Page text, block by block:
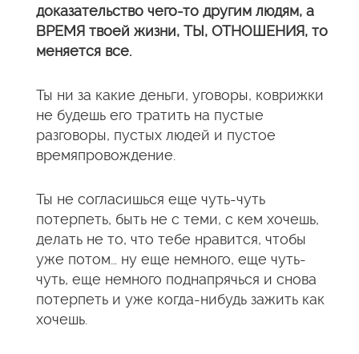
доказательство чего-то другим людям, а
ВРЕМЯ твоей жизни, ТЫ, ОТНОШЕНИЯ, то
меняется все.
Ты ни за какие деньги, уговоры, коврижки
не будешь его тратить на пустые
разговоры, пустых людей и пустое
времяпровождение.
Ты не согласишься еще чуть-чуть
потерпеть, быть не с теми, с кем хочешь,
делать не то, что тебе нравится, чтобы
уже потом… ну еще немного, еще чуть-
чуть, еще немного поднапрячься и снова
потерпеть и уже когда-нибудь зажить как
хочешь.